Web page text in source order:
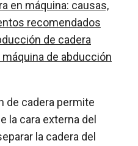
en máquina: causas,
recomendados
de cadera
de abducción
de cadera permite
la cara externa del
la cadera del